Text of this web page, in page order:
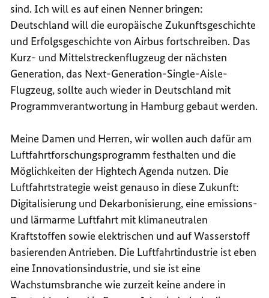
sind. Ich will es auf einen Nenner bringen:
Deutschland will die europäische Zukunftsgeschichte
und Erfolgsgeschichte vonAirbus fortschreiben. Das
Kurz- und Mittelstreckenflugzeug der nächsten
Generation, das Next-Generation-Single-Aisle-
Flugzeug, sollte auch wieder in Deutschland mit
Programmverantwortung in Hamburg gebaut werden.
Meine Damen und Herren, wir wollen auch dafür am
Luftfahrtforschungsprogramm festhalten und die
Möglichkeiten der HightechAgenda nutzen. Die
Luftfahrtstrategie weist genauso in diese Zukunft:
Digitalisierung und Dekarbonisierung, eine emissions-
und lärmarme Luftfahrt mit klimaneutralen
Kraftstoffen sowie elektrischen und auf Wasserstoff
basierenden Antrieben. Die Luftfahrtindustrie ist eben
eine Innovationsindustrie, und sie ist eine
Wachstumsbranche wie zurzeit keine andere in